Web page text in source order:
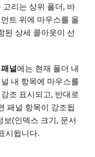
리는 상위 폴더, 바
트 위에 마우스를 올
된 상세 콜아웃이 선
널에는 현재 폴더 내
내 항목에 마우스를
조 표시되고, 반대로
패널 항목이 강조됩
(인덱스 크기, 문서
시됩니다.